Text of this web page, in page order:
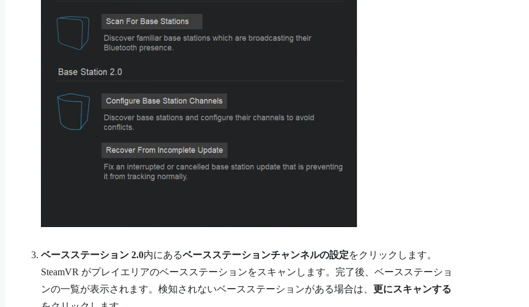
ベースステーション 2.0内にあるベースステーションチャンネルの設定をクリックします。
SteamVR がプレイエリアのベースステーションをスキャンします。完了後、ベースステーショ
ンの一覧が表示されます。検知されないベースステーションがある場合は、 更にスキャンする